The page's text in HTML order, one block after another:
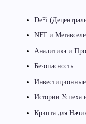
DeFi
NFT и
Аналитика и
Безопасность
Инвестиционные
Истории Успеха
Крипта для